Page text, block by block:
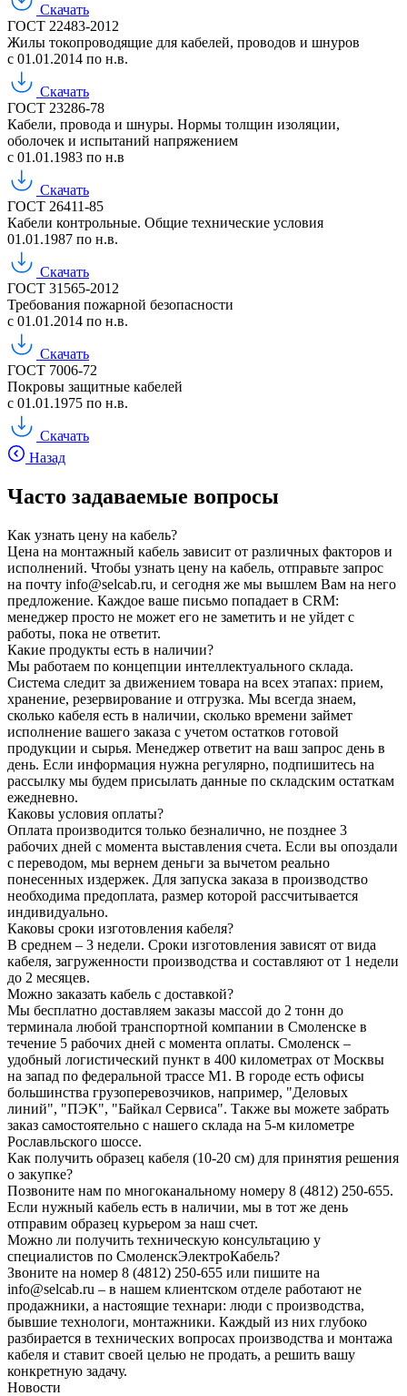
Скачать
ГОСТ 22483-2012
Жилы токопроводящие для кабелей, проводов и шнуров
с 01.01.2014 по н.в.
Скачать
ГОСТ 23286-78
Кабели, провода и шнуры. Нормы толщин изоляции,
оболочек и испытаний напряжением
с 01.01.1983 по н.в
Скачать
ГОСТ 26411-85
Кабели контрольные. Общие технические условия
01.01.1987 по н.в.
Скачать
ГОСТ 31565-2012
Требования пожарной безопасности
с 01.01.2014 по н.в.
Скачать
ГОСТ 7006-72
Покровы защитные кабелей
с 01.01.1975 по н.в.
Скачать
Назад
Часто задаваемые вопросы
Как узнать цену на кабель?
Цена на монтажный кабель зависит от различных факторов и
исполнений. Чтобы узнать цену на кабель, отправьте запрос
на почту info@selcab.ru, и сегодня же мы вышлем Вам на него
предложение. Каждое ваше письмо попадает в CRM:
менеджер просто не может его не заметить и не уйдет с
работы, пока не ответит.
Какие продукты есть в наличии?
Мы работаем по концепции интеллектуального склада.
Система следит за движением товара на всех этапах: прием,
хранение, резервирование и отгрузка. Мы всегда знаем,
сколько кабеля есть в наличии, сколько времени займет
исполнение вашего заказа с учетом остатков готовой
продукции и сырья. Менеджер ответит на ваш запрос день в
день. Если информация нужна регулярно, подпишитесь на
рассылку мы будем присылать данные по складским остаткам
ежедневно.
Каковы условия оплаты?
Оплата производится только безналично, не позднее 3
рабочих дней с момента выставления счета. Если вы опоздали
с переводом, мы вернем деньги за вычетом реально
понесенных издержек. Для запуска заказа в производство
необходима предоплата, размер которой рассчитывается
индивидуально.
Каковы сроки изготовления кабеля?
В среднем – 3 недели. Сроки изготовления зависят от вида
кабеля, загруженности производства и составляют от 1 недели
до 2 месяцев.
Можно заказать кабель с доставкой?
Мы бесплатно доставляем заказы массой до 2 тонн до
терминала любой транспортной компании в Смоленске в
течение 5 рабочих дней с момента оплаты. Смоленск –
удобный логистический пункт в 400 километрах от Москвы
на запад по федеральной трассе М1. В городе есть офисы
большинства грузоперевозчиков, например, "Деловых
линий", "ПЭК", "Байкал Сервиса". Также вы можете забрать
заказ самостоятельно с нашего склада на 5-м километре
Рославльского шоссе.
Как получить образец кабеля (10-20 см) для принятия решения
о закупке?
Позвоните нам по многоканальному номеру 8 (4812) 250-655.
Если нужный кабель есть в наличии, мы в тот же день
отправим образец курьером за наш счет.
Можно ли получить техническую консультацию у
специалистов по СмоленскЭлектроКабель?
Звоните на номер 8 (4812) 250-655 или пишите на
info@selcab.ru – в нашем клиентском отделе работают не
продажники, а настоящие технари: люди с производства,
бывшие технологи, монтажники. Каждый из них глубоко
разбирается в технических вопросах производства и монтажа
кабеля и ставит своей целью не продать, а решить вашу
конкретную задачу.
Новости